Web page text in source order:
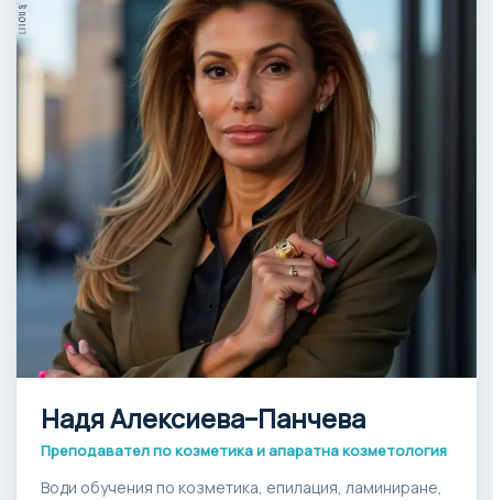
Надя Алексиева–Панчева
Преподавател по козметика и апаратна козметология
Води обучения по козметика, епилация, ламиниране,